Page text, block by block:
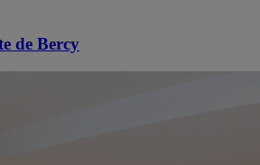
de Bercy